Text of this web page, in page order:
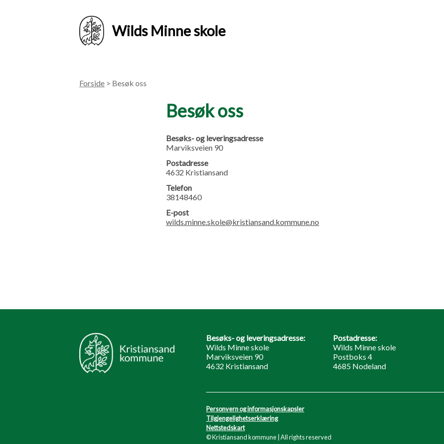
Wilds Minne skole
Forside > Besøk oss
Besøk oss
Besøks- og leveringsadresse
Marviksveien 90
Postadresse
4632 Kristiansand
Telefon
38148460
E-post
wilds.minne.skole@kristiansand.kommune.no
Besøks- og leveringsadresse:
Wilds Minne skole
Marviksveien 90
4632 Kristiansand
Postadresse:
Wilds Minne skole
Postboks 4
4685 Nodeland
Personvern og informasjonskapsler
Tilgjengelighetserklæring
Nettstedskart
© Kristiansand kommune | All rights reserved